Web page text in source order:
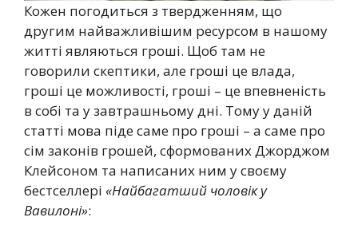
Кожен погодиться з твердженням, що
другим найважливішим ресурсом в нашому
житті являються гроші. Щоб там не
говорили скептики, але гроші це влада,
гроші це можливості, гроші – це впевненість
в собі та у завтрашньому дні. Тому у даній
статті мова піде саме про гроші – а саме про
сім законів грошей, сформованих Джорджом
Клейсоном та написаних ним у своєму
бестселлері «Найбагатший чоловік у
Вавилоні»: